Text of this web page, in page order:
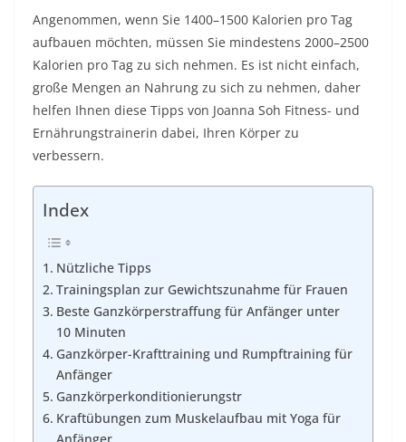
Angenommen, wenn Sie 1400–1500 Kalorien pro Tag
aufbauen möchten, müssen Sie mindestens 2000–2500
Kalorien pro Tag zu sich nehmen. Es ist nicht einfach,
große Mengen an Nahrung zu sich zu nehmen, daher
helfen Ihnen diese Tipps von Joanna Soh Fitness- und
Ernährungstrainerin dabei, Ihren Körper zu
verbessern.
Index
Nützliche Tipps
Trainingsplan zur Gewichtszunahme für Frauen
Beste Ganzkörperstraffung für Anfänger unter
10 Minuten
Ganzkörper-Krafttraining und Rumpftraining für
Anfänger
Ganzkörperkonditionierungstr
Kraftübungen zum Muskelaufbau mit Yoga für